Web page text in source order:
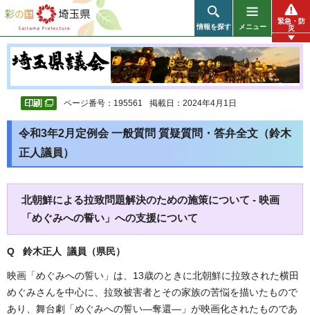
彩の国 埼玉県
情報を探す メニュー
緊急・防
災
ページ番号：195561 掲載日：2024年4月1日
令和3年2月定例会 一般質問 質疑質問・答弁全文（鈴木
正人議員）
北朝鮮による拉致問題解決のための施策について - 映画
「めぐみへの誓い」への支援について
Q 鈴木正人 議員（県民）
映画「めぐみへの誓い」は、13歳のときに北朝鮮に拉致された横田
めぐみさんを中心に、拉致被害者とその家族の苦悩を描いたもので
あり、舞台劇「めぐみへの誓い―奪還―」が映画化されたものであ